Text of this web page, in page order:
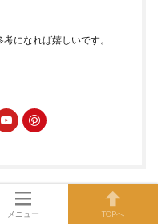
になれば嬉しいです。
メニュー TOPへ